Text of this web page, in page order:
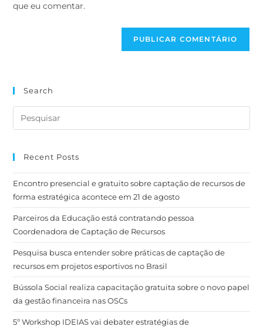
que eu comentar.
Search
Recent Posts
Encontro presencial e gratuito sobre captação de recursos de
forma estratégica acontece em 21 de agosto
Parceiros da Educação está contratando pessoa
Coordenadora de Captação de Recursos
Pesquisa busca entender sobre práticas de captação de
recursos em projetos esportivos no Brasil
Bússola Social realiza capacitação gratuita sobre o novo papel
da gestão financeira nas OSCs
5º Workshop IDEIAS vai debater estratégias de